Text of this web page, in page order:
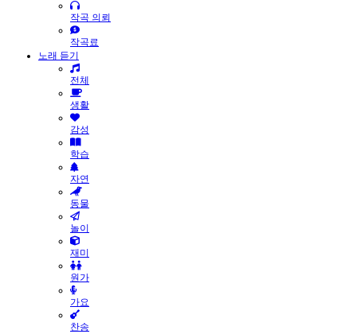
작곡 의뢰
작곡료
노래 듣기
전체
생활
감성
학습
자연
동물
놀이
재미
원가
가요
찬송